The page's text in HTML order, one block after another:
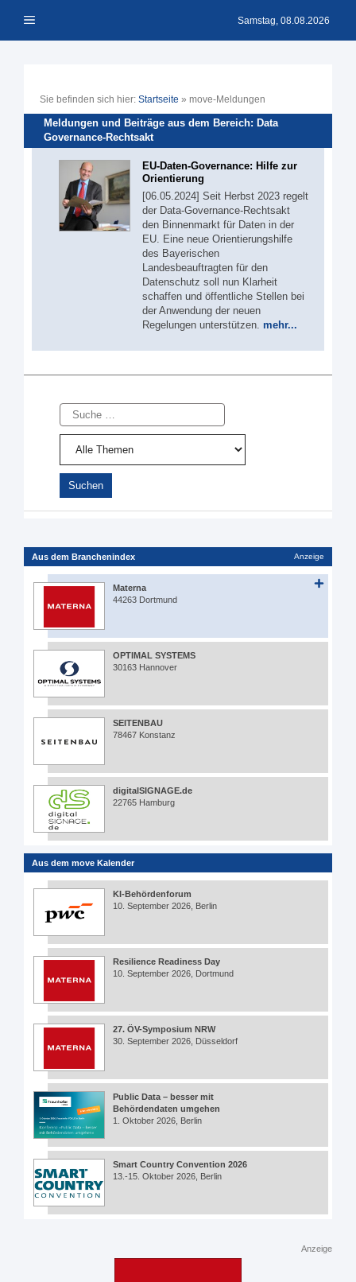
Inhalt Menü Samstag, 08.08.2026
Sie befinden sich hier: Startseite » move-Meldungen
Meldungen und Beiträge aus dem Bereich: Data
Governance-Rechtsakt
EU-Daten-Governance: Hilfe zur
Orientierung
[06.05.2024] Seit Herbst 2023 regelt
der Data-Governance-Rechtsakt
den Binnenmarkt für Daten in der
EU. Eine neue Orientierungshilfe
des Bayerischen
Landesbeauftragten für den
Datenschutz soll nun Klarheit
schaffen und öffentliche Stellen bei
der Anwendung der neuen
Regelungen unterstützen. mehr...
Suche
Aus dem Branchenindex Anzeige
Materna
44263 Dortmund
OPTIMAL SYSTEMS
30163 Hannover
SEITENBAU
78467 Konstanz
digitalSIGNAGE.de
22765 Hamburg
Aus dem move Kalender
KI-Behördenforum
10. September 2026, Berlin
Resilience Readiness Day
10. September 2026, Dortmund
27. ÖV-Symposium NRW
30. September 2026, Düsseldorf
Public Data – besser mit
Behördendaten umgehen
1. Oktober 2026, Berlin
Smart Country Convention 2026
13.-15. Oktober 2026, Berlin
Anzeige